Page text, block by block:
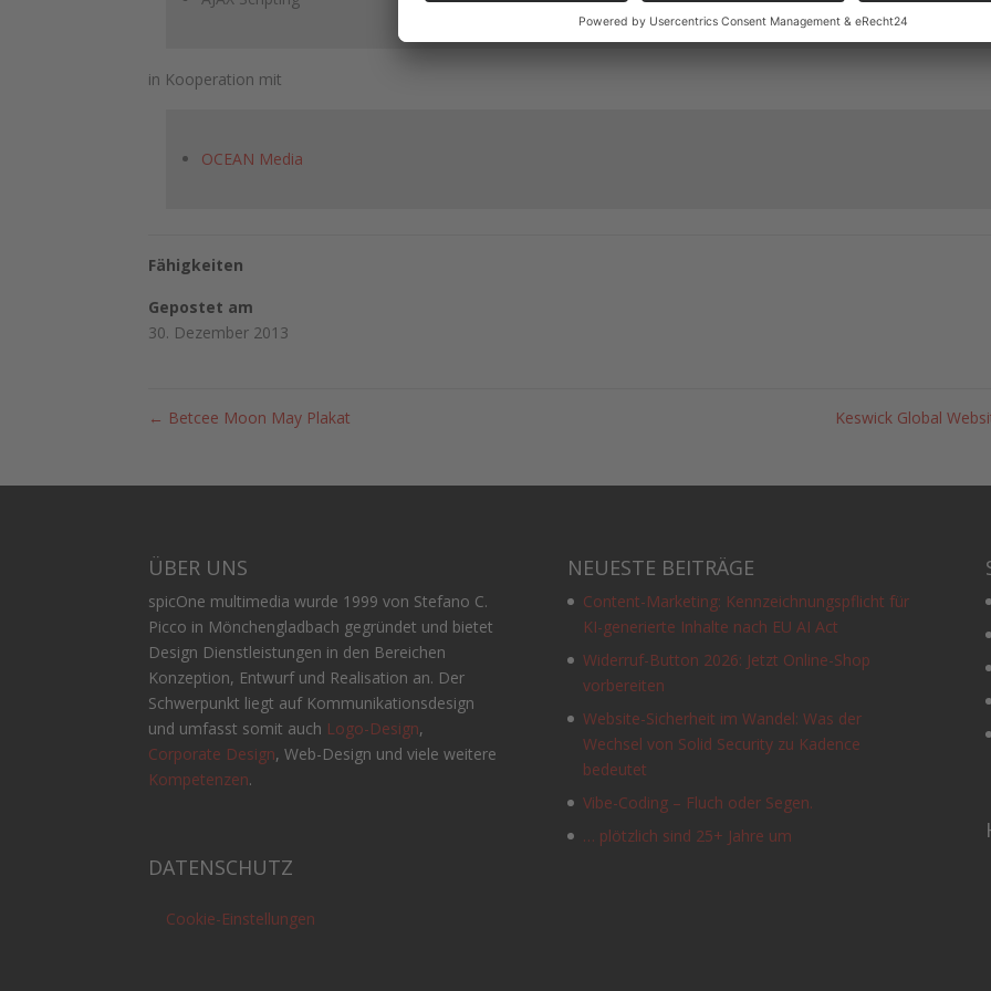
in Kooperation mit
OCEAN Media
Fähigkeiten
Gepostet am
30. Dezember 2013
← Betcee Moon May Plakat Keswick Global
ÜBER UNS
spicOne multimedia wurde 1999 von Stefano C.
Picco in Mönchengladbach gegründet und bietet
Design Dienstleistungen in den Bereichen
Konzeption, Entwurf und Realisation an. Der
Schwerpunkt liegt auf Kommunikationsdesign
und umfasst somit auch Logo-Design,
Corporate Design, Web-Design und viele weitere
Kompetenzen.
DATENSCHUTZ
Cookie-Einstellungen
NEUESTE BEITRÄGE
Content-Marketing: Kennzeichnungspflicht für
KI-generierte Inhalte nach EU AI Act
Widerruf-Button 2026: Jetzt Online-Shop
vorbereiten
Website-Sicherheit im Wandel: Was der
Wechsel von Solid Security zu Kadence
bedeutet
Vibe-Coding – Fluch oder Segen.
… plötzlich sind 25+ Jahre um